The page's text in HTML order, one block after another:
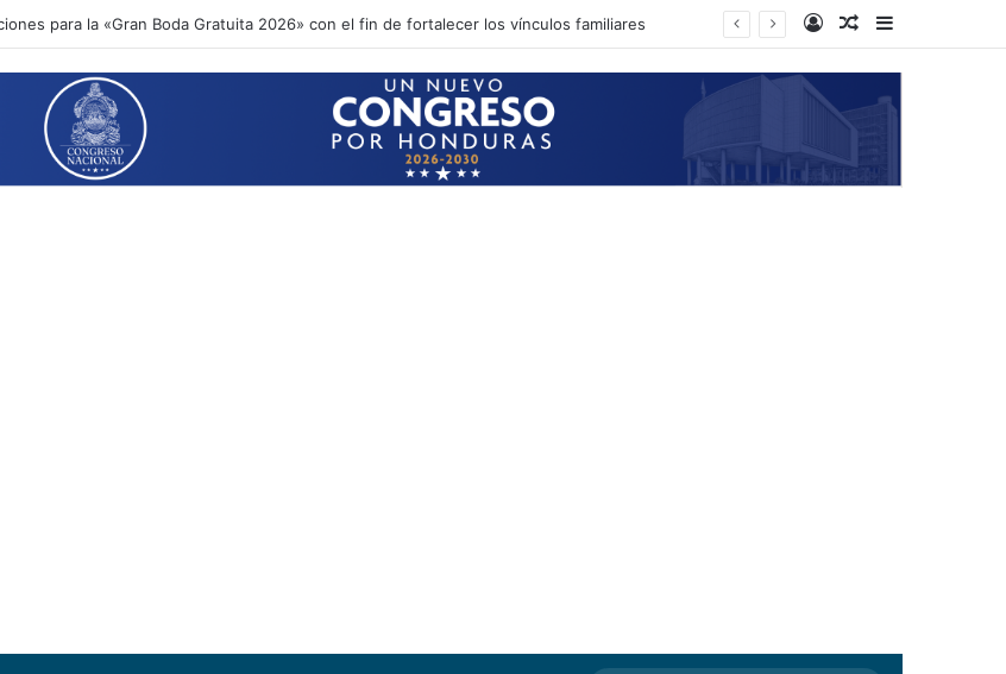
para la «Gran Boda Gratuita 2026» con el fin de fortalecer los vínculos familiares Log InRandom Article